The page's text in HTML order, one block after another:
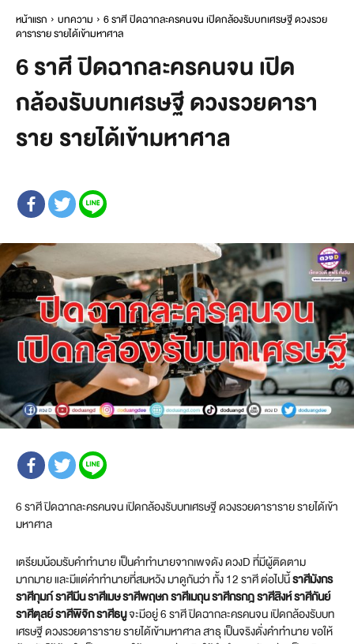
หน้าแรก บทความ
6 ราศี ปิดฉากละครคนจน เปิดกล้องรับบทเศรษฐี ดวงรวย
ดาราราย รายได้เข้ามหาศาล
6 ราศี ปิดฉากละครคนจน เปิด
กล้องรับบทเศรษฐี ดวงรวยดารา
ราย รายได้เข้ามหาศาล
6 ราศี ปิดฉากละครคนจน เปิดกล้องรับบทเศรษฐี ดวงรวยดาราราย รายได้เข้า
มหาศาล
เตรียมน้อมรับคำทำนาย เป็นคำทำนายจากเพจดัง ดวงD ที่มีผู้ติดตาม
มากมาย และมีแต่คำทำนายที่สมหวัง มาดูกันว่า ทั้ง 12 ราศี ต่อไปนี้ราศีมังกร
ราศีกุมภ์ ราศีมีน ราศีเมษ ราศีพฤษภ ราศีเมถุน ราศีกรกฎ ราศีสิงห์ ราศีกันย์
ราศีตุลย์ ราศีพิจิก ราศีธนูจะมีอยู่ 6 ราศี ปิดฉากละครคนจน เปิดกล้องรับบท
เศรษฐี ดวงรวยดาราราย รายได้เข้ามหาศาล สาธุ เป็นจริงดั่งคำทำนาย ขอให้